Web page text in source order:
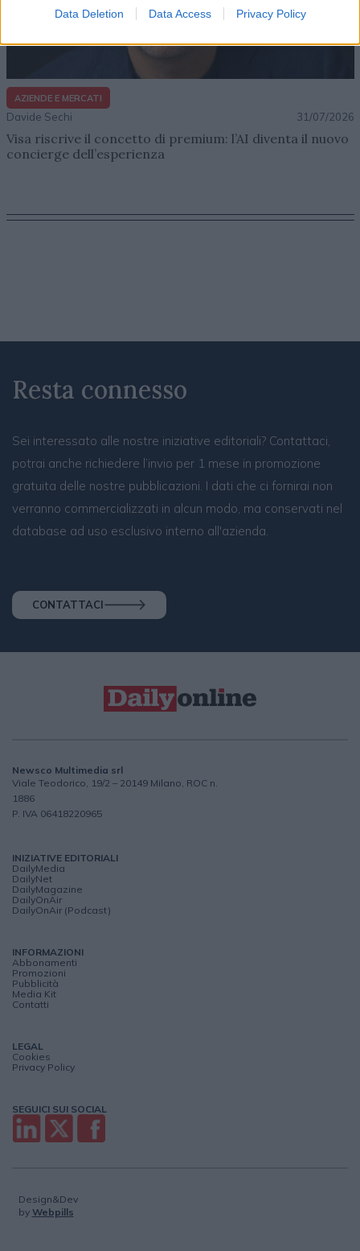
Data Deletion Data Access Privacy Policy
AZIENDE E MERCATI
Davide Sechi 31/07/2026
Visa riscrive il concetto di premium: l’AI diventa il nuovo
concierge dell’esperienza
Resta connesso
Sei interessato alle nostre iniziative editoriali? Contattaci,
potrai anche richiedere l’invio per 1 mese in promozione
gratuita delle nostre pubblicazioni. I dati che ci fornirai non
verranno commercializzati in alcun modo, ma conservati nel
database ad uso esclusivo interno all'azienda.
CONTATTACI
Newsco Multimedia srl
Viale Teodorico, 19/2 – 20149 Milano, ROC n.
1886
P. IVA 06418220965
INIZIATIVE EDITORIALI
DailyMedia
DailyNet
DailyMagazine
DailyOnAir
DailyOnAir (Podcast)
INFORMAZIONI
Abbonamenti
Promozioni
Pubblicità
Media Kit
Contatti
LEGAL
Cookies
Privacy Policy
SEGUICI SUI SOCIAL
Design&Dev
by Webpills